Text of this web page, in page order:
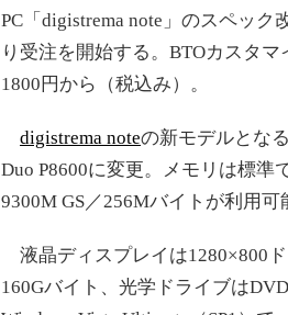
PC「digistrema note」のスペック
り受注を開始する。BTOカスタ
1800円から（税込み）。
digistrema noteの新モデルとな
Duo P8600に変更。メモリは標準
9300M GS／256Mバイトが利用可
液晶ディスプレイは1280×800
160Gバイト、光学ドライブは